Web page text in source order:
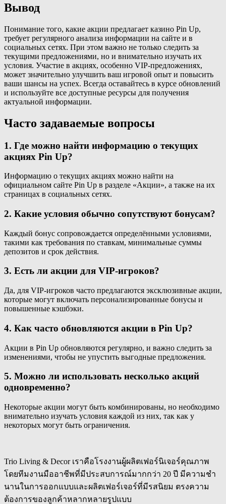
Вывод
Понимание того, какие акции предлагает казино Pin Up,
требует регулярного анализа информации на сайте и в
социальных сетях. При этом важно не только следить за
текущими предложениями, но и внимательно изучать их
условия. Участие в акциях, особенно VIP-предложениях,
может значительно улучшить ваш игровой опыт и повысить
ваши шансы на успех. Всегда оставайтесь в курсе обновлений
и используйте все доступные ресурсы для получения
актуальной информации.
Часто задаваемые вопросы
1. Где можно найти информацию о текущих
акциях Pin Up?
Информацию о текущих акциях можно найти на
официальном сайте Pin Up в разделе «Акции», а также на их
страницах в социальных сетях.
2. Какие условия обычно сопутствуют бонусам?
Каждый бонус сопровождается определёнными условиями,
такими как требования по ставкам, минимальные суммы
депозитов и срок действия.
3. Есть ли акции для VIP-игроков?
Да, для VIP-игроков часто предлагаются эксклюзивные акции,
которые могут включать персонализированные бонусы и
повышенные кэшбэки.
4. Как часто обновляются акции в Pin Up?
Акции в Pin Up обновляются регулярно, и важно следить за
изменениями, чтобы не упустить выгодные предложения.
5. Можно ли использовать несколько акций
одновременно?
Некоторые акции могут быть комбинированы, но необходимо
внимательно изучать условия каждой из них, так как у
некоторых могут быть ограничения.
Trio Living & Decor เราคือโรงงานผู้ผลิตเฟอร์นิเจอร์คุณภาพ
โดยทีมงานมืออาชีพที่มีประสบการณ์มากกว่า 20 ปี มีความชำ
นานในการออกแบบและผลิตเฟอร์เจอร์ที่มีรสนิยม ตรงความ
ต้องการของลูกค้าหลากหลายรูปแบบ